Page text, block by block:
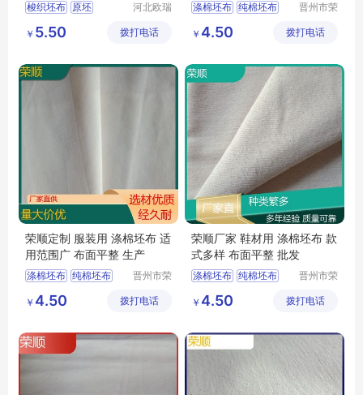
梭织坯布 原坯
平纹坯布
河北欧瑞
有限公司
￥ 5.50 拨打电话
涤棉坯布 纯棉坯布
平纹坯布
晋州市荣
限公司
￥ 4.50 拨打电话
荣顺定制 服装用 涤棉坯布 适
用范围广 布面平整 生产
涤棉坯布 纯棉坯布
涤棉起绒布
平纹坯布
晋州市荣
限公司
￥ 4.50 拨打电话
荣顺厂家 鞋材用 涤棉坯布 款
式多样 布面平整 批发
涤棉坯布 纯棉坯布
平纹坯布
晋州市荣
限公司
￥ 4.50 拨打电话